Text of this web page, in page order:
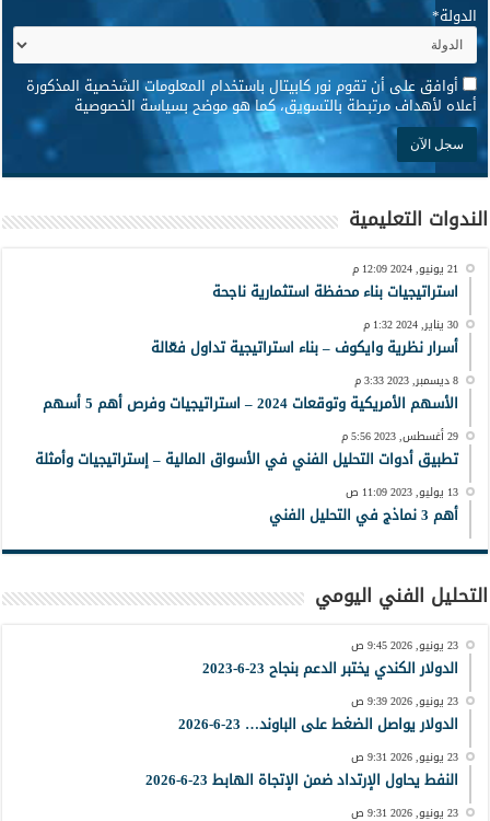
الدولة*
* أوافق على أن تقوم نور كابيتال باستخدام المعلومات الشخصية المذكورة
أعلاه لأهداف مرتبطة بالتسويق، كما هو موضح بسياسة الخصوصية
الندوات التعليمية
21 يونيو, 2024 12:09 م
استراتيجيات بناء محفظة استثمارية ناجحة
30 يناير, 2024 1:32 م
أسرار نظرية وايكوف – بناء استراتيجية تداول فعّالة
8 ديسمبر, 2023 3:33 م
الأسهم الأمريكية وتوقعات 2024 – استراتيجيات وفرص أهم 5 أسهم
29 أغسطس, 2023 5:56 م
تطبيق أدوات التحليل الفني في الأسواق المالية – إستراتيجيات وأمثلة
13 يوليو, 2023 11:09 ص
أهم 3 نماذج في التحليل الفني
التحليل الفني اليومي
23 يونيو, 2026 9:45 ص
الدولار الكندي يختبر الدعم بنجاح 23-6-2023
23 يونيو, 2026 9:39 ص
الدولار يواصل الضغط على الباوند… 23-6-2026
23 يونيو, 2026 9:31 ص
النفط يحاول الإرتداد ضمن الإتجاة الهابط 23-6-2026
23 يونيو, 2026 9:31 ص